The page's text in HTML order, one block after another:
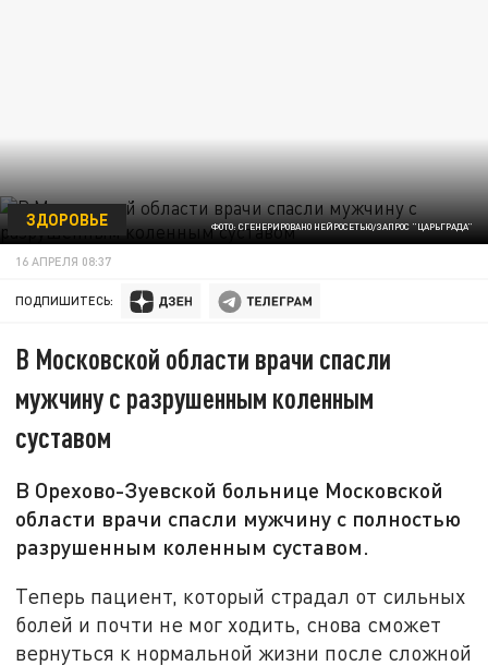
ФОТО: СГЕНЕРИРОВАНО НЕЙРОСЕТЬЮ/ЗАПРОС "ЦАРЬГРАДА"
ЗДОРОВЬЕ
16 АПРЕЛЯ 08:37
ПОДПИШИТЕСЬ:
В Московской области врачи спасли
мужчину с разрушенным коленным
суставом
В Орехово-Зуевской больнице Московской
области врачи спасли мужчину с полностью
разрушенным коленным суставом.
Теперь пациент, который страдал от сильных
болей и почти не мог ходить, снова сможет
вернуться к нормальной жизни после сложной